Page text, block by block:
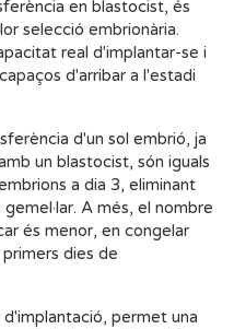
en blastocist, és
selecció embrionària.
real d'implantar-se i
d'arribar a l'estadi
d'un sol embrió, ja
un blastocist, són iguals
a dia 3, eliminant
A més, el nombre
és menor, en congelar
dies de
permet una